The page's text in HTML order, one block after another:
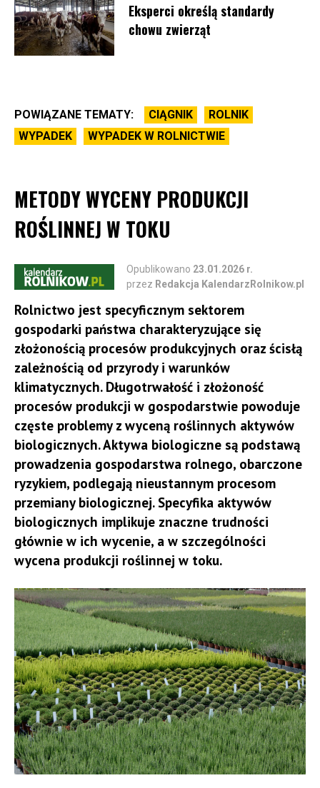
Eksperci określą standardy
chowu zwierząt
POWIĄZANE TEMATY: CIĄGNIK
ROLNIK
WYPADEK
WYPADEK W ROLNICTWIE
METODY WYCENY PRODUKCJI
ROŚLINNEJ W TOKU
Opublikowano 23.01.2026 r.
przez Redakcja KalendarzRolnikow.pl
Rolnictwo jest specyficznym sektorem
gospodarki państwa charakteryzujące się
złożonością procesów produkcyjnych oraz ścisłą
zależnością od przyrody i warunków
klimatycznych. Długotrwałość i złożoność
procesów produkcji w gospodarstwie powoduje
częste problemy z wyceną roślinnych aktywów
biologicznych. Aktywa biologiczne są podstawą
prowadzenia gospodarstwa rolnego, obarczone
ryzykiem, podlegają nieustannym procesom
przemiany biologicznej. Specyfika aktywów
biologicznych implikuje znaczne trudności
głównie w ich wycenie, a w szczególności
wycena produkcji roślinnej w toku.